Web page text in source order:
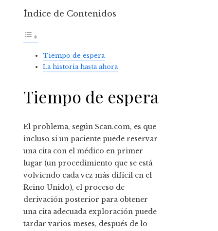
Índice de Contenidos
Tiempo de espera
La historia hasta ahora
Tiempo de espera
El problema, según Scan.com, es que
incluso si un paciente puede reservar
una cita con el médico en primer
lugar (un procedimiento que se está
volviendo cada vez más difícil en el
Reino Unido), el proceso de
derivación posterior para obtener
una cita adecuada exploración puede
tardar varios meses, después de lo